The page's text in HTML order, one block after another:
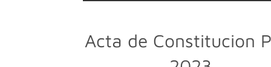
Acta de Constitucion